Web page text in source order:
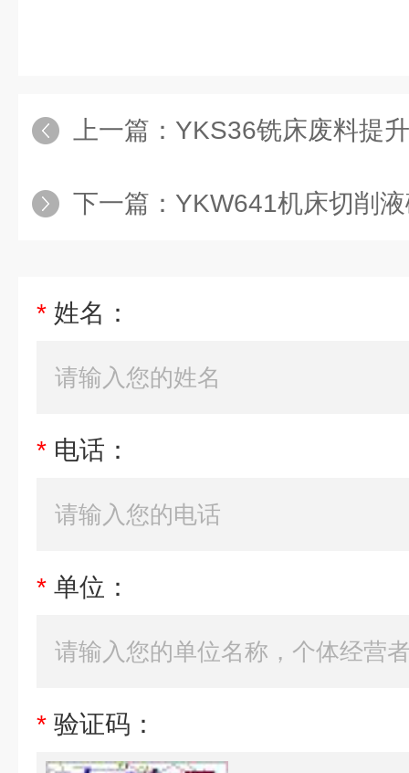
上一篇： YKS36铣床废料提
下一篇： YKW641机床切削
* 姓名：
* 电话：
* 单位：
* 验证码：